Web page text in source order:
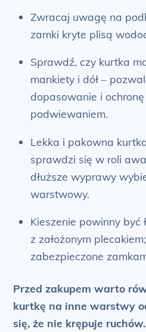
Zwracaj uwagę na
zamki kryte plisą
Sprawdź, czy kurtka
mankiety i dół –
dopasowanie i
podwiewaniem.
Lekka i pakowna
sprawdzi się w roli
dłuższe wyprawy
warstwowy.
Kieszenie powinny być
z założonym
zabezpieczone
Przed zakupem warto
kurtkę na inne warstwy
się, że nie krępuje ruchów.